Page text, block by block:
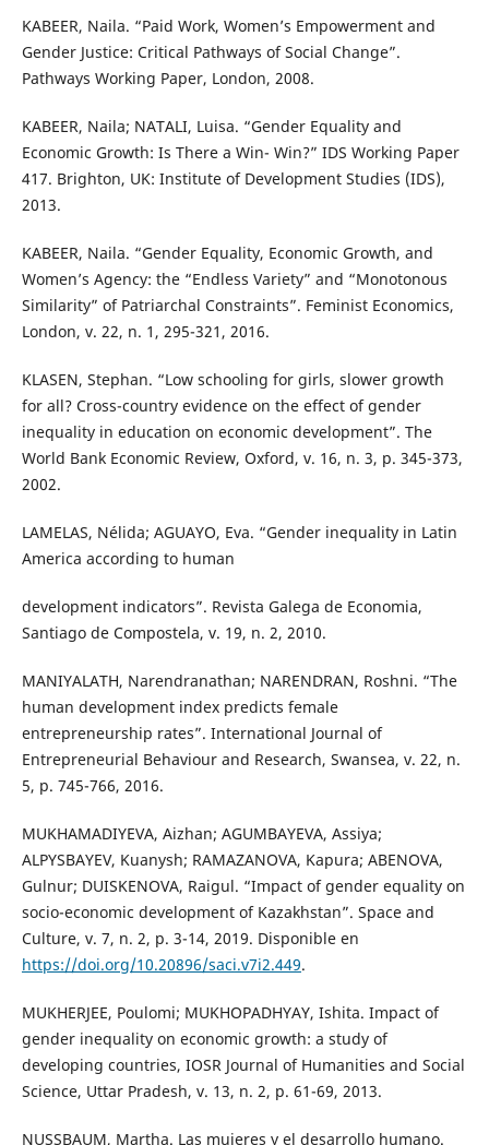
KABEER, Naila. “Paid Work, Women’s Empowerment and
Gender Justice: Critical Pathways of Social Change”.
Pathways Working Paper, London, 2008.
KABEER, Naila; NATALI, Luisa. “Gender Equality and
Economic Growth: Is There a Win- Win?” IDS Working Paper
417. Brighton, UK: Institute of Development Studies (IDS),
2013.
KABEER, Naila. “Gender Equality, Economic Growth, and
Women’s Agency: the “Endless Variety” and “Monotonous
Similarity” of Patriarchal Constraints”. Feminist Economics,
London, v. 22, n. 1, 295-321, 2016.
KLASEN, Stephan. “Low schooling for girls, slower growth
for all? Cross-country evidence on the effect of gender
inequality in education on economic development”. The
World Bank Economic Review, Oxford, v. 16, n. 3, p. 345-373,
2002.
LAMELAS, Nélida; AGUAYO, Eva. “Gender inequality in Latin
America according to human
development indicators”. Revista Galega de Economia,
Santiago de Compostela, v. 19, n. 2, 2010.
MANIYALATH, Narendranathan; NARENDRAN, Roshni. “The
human development index predicts female
entrepreneurship rates”. International Journal of
Entrepreneurial Behaviour and Research, Swansea, v. 22, n.
5, p. 745-766, 2016.
MUKHAMADIYEVA, Aizhan; AGUMBAYEVA, Assiya;
ALPYSBAYEV, Kuanysh; RAMAZANOVA, Kapura; ABENOVA,
Gulnur; DUISKENOVA, Raigul. “Impact of gender equality on
socio-economic development of Kazakhstan”. Space and
Culture, v. 7, n. 2, p. 3-14, 2019. Disponible en
https://doi.org/10.20896/saci.v7i2.449.
MUKHERJEE, Poulomi; MUKHOPADHYAY, Ishita. Impact of
gender inequality on economic growth: a study of
developing countries, IOSR Journal of Humanities and Social
Science, Uttar Pradesh, v. 13, n. 2, p. 61-69, 2013.
NUSSBAUM, Martha. Las mujeres y el desarrollo humano.